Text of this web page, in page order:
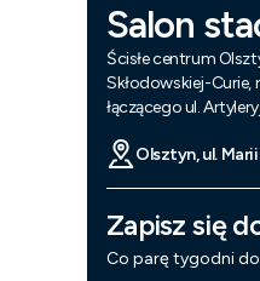
Salon
Ścisłe centrum
Skłodowskiej-
łączącego ul.
Olsztyn, ul.
Zapisz się
Co parę tygodni